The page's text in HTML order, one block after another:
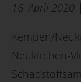
16. April
Kempen/
Neukirchen-